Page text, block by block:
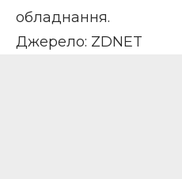
обладнання.
Джерело: ZDNET